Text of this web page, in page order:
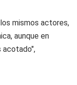
mismos actores,
aunque en
acotado",